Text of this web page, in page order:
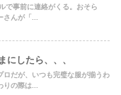
で事前に連絡がくる。おそら
んが「...
にしたら、、、
だが、いつも完璧な服が揃うわ
の際は...